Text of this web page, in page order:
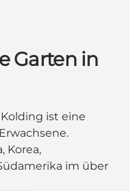
Garten in
ist eine
Korea,
im über